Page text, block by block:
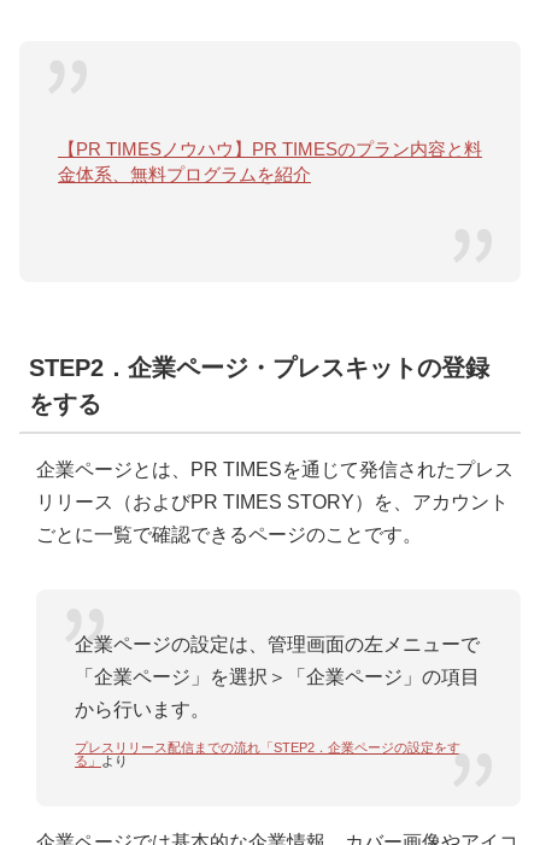
【PR TIMESノウハウ】PR TIMESのプラン内容と料
金体系、無料プログラムを紹介
STEP2．企業ページ・プレスキットの登録
をする
企業ページとは、PR TIMESを通じて発信されたプレス
リリース（およびPR TIMES STORY）を、アカウント
ごとに一覧で確認できるページのことです。
企業ページの設定は、管理画面の左メニューで
「企業ページ」を選択＞「企業ページ」の項目
から行います。
プレスリリース配信までの流れ「STEP2．企業ページの設定をす
る」
より